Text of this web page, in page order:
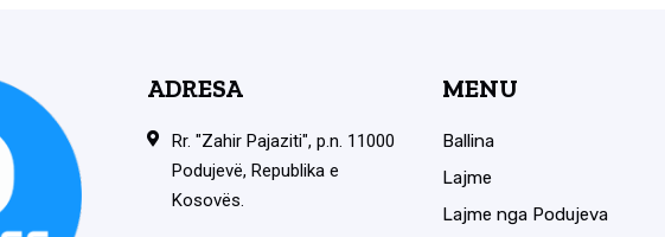
ADRESA
Rr. "Zahir Pajaziti", p.n. 11000
Podujevë, Republika e
Kosovës.
MENU
Ballina
Lajme
Lajme nga Podujeva